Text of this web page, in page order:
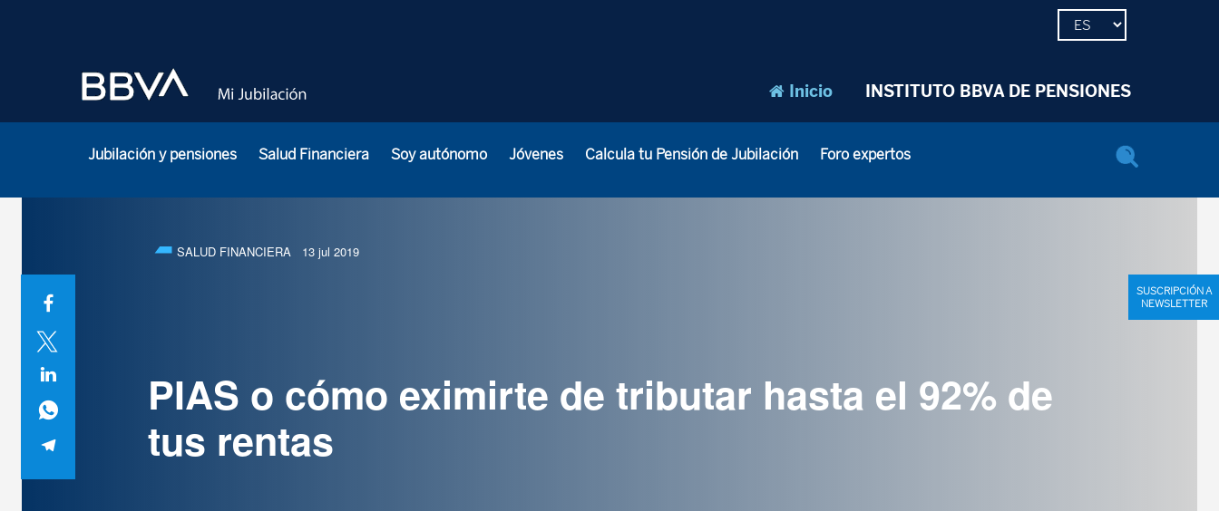
Inicio INSTITUTO BBVA DE PENSIONES
Jubilación y pensiones Salud Financiera Soy autónomo Jóvenes Calcula tu Pensión de Jubilación Foro expertos
SALUD FINANCIERA 13 jul 2019
PIAS o cómo eximirte de tributar hasta el 92% de
tus rentas
SUSCRIPCIÓN A
NEWSLETTER